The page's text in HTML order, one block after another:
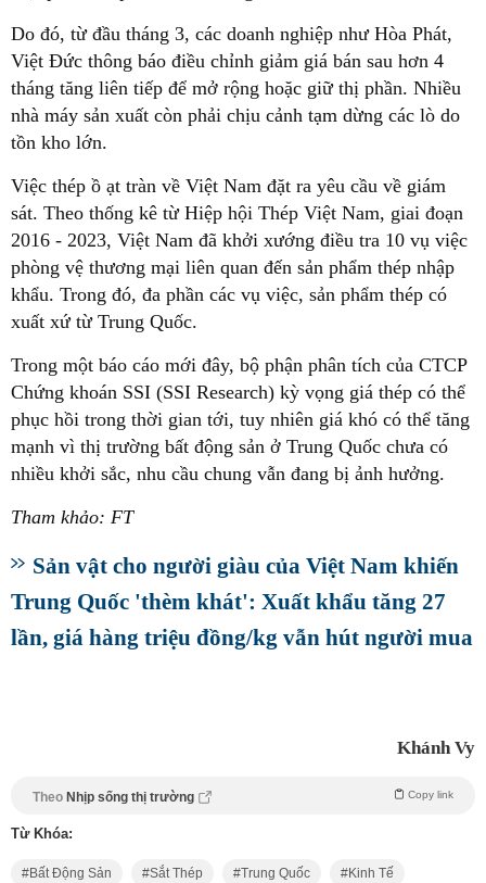
Do đó, từ đầu tháng 3, các doanh nghiệp như Hòa Phát,
Việt Đức thông báo điều chỉnh giảm giá bán sau hơn 4
tháng tăng liên tiếp để mở rộng hoặc giữ thị phần. Nhiều
nhà máy sản xuất còn phải chịu cảnh tạm dừng các lò do
tồn kho lớn.
Việc thép ồ ạt tràn về Việt Nam đặt ra yêu cầu về giám
sát. Theo thống kê từ Hiệp hội Thép Việt Nam, giai đoạn
2016 - 2023, Việt Nam đã khởi xướng điều tra 10 vụ việc
phòng vệ thương mại liên quan đến sản phẩm thép nhập
khẩu. Trong đó, đa phần các vụ việc, sản phẩm thép có
xuất xứ từ Trung Quốc.
Trong một báo cáo mới đây, bộ phận phân tích của CTCP
Chứng khoán SSI (SSI Research) kỳ vọng giá thép có thể
phục hồi trong thời gian tới, tuy nhiên giá khó có thể tăng
mạnh vì thị trường bất động sản ở Trung Quốc chưa có
nhiều khởi sắc, nhu cầu chung vẫn đang bị ảnh hưởng.
Tham khảo: FT
Sản vật cho người giàu của Việt Nam khiến
Trung Quốc 'thèm khát': Xuất khẩu tăng 27
lần, giá hàng triệu đồng/kg vẫn hút người mua
Khánh Vy
Theo Nhịp sống thị trường Copy link
Từ Khóa:
Bất Động Sản Sắt Thép Trung Quốc Kinh Tế